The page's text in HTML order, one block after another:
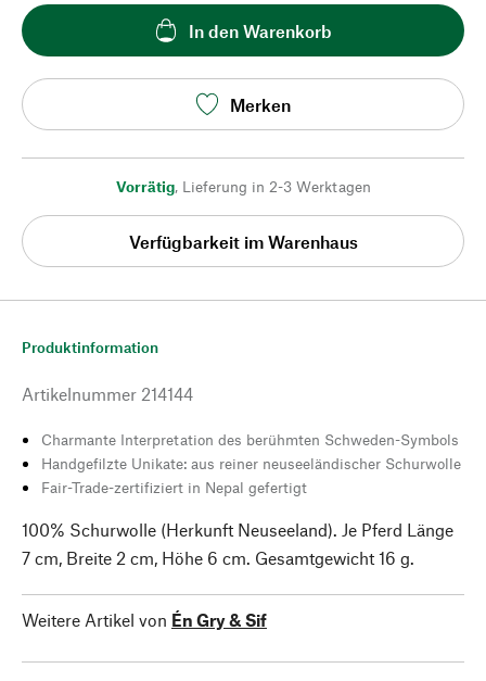
In den Warenkorb
Merken
Vorrätig, Lieferung in 2-3 Werktagen
Verfügbarkeit im Warenhaus
Produktinformation
Artikelnummer 214144
Charmante Interpretation des berühmten Schweden-Symbols
Handgefilzte Unikate: aus reiner neuseeländischer Schurwolle
Fair-Trade-zertifiziert in Nepal gefertigt
100% Schurwolle (Herkunft Neuseeland). Je Pferd Länge
7 cm, Breite 2 cm, Höhe 6 cm. Gesamtgewicht 16 g.
Weitere Artikel von Én Gry & Sif